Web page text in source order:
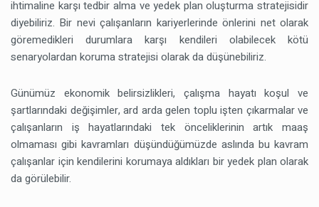
ihtimaline karşı tedbir alma ve yedek plan oluşturma stratejisidir
diyebiliriz. Bir nevi çalışanların kariyerlerinde önlerini net olarak
göremedikleri durumlara karşı kendileri olabilecek kötü
senaryolardan koruma stratejisi olarak da düşünebiliriz.
Günümüz ekonomik belirsizlikleri, çalışma hayatı koşul ve
şartlarındaki değişimler, ard arda gelen toplu işten çıkarmalar ve
çalışanların iş hayatlarındaki tek önceliklerinin artık maaş
olmaması gibi kavramları düşündüğümüzde aslında bu kavram
çalışanlar için kendilerini korumaya aldıkları bir yedek plan olarak
da görülebilir.